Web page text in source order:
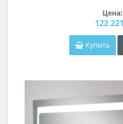
Цена:
122
Купить